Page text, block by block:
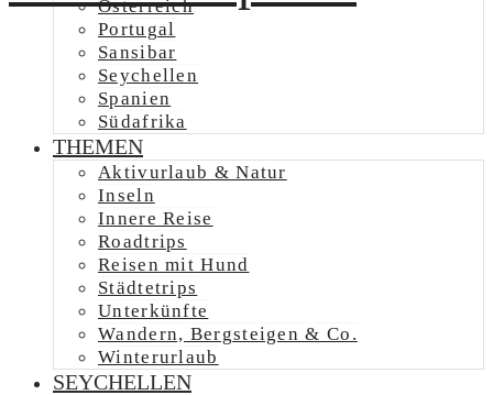
Österreich
Portugal
Sansibar
Seychellen
Spanien
Südafrika
THEMEN
Aktivurlaub & Natur
Inseln
Innere Reise
Roadtrips
Reisen mit Hund
Städtetrips
Unterkünfte
Wandern, Bergsteigen & Co.
Winterurlaub
SEYCHELLEN